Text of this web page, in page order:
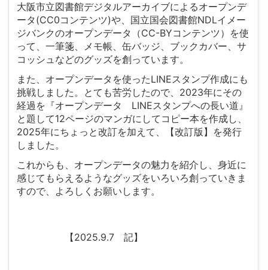
大阪市立図書館デジタルアーカイブによるオープンデ
ータ(CC0コンテンツ)や、国立国会図書館NDLイメー
ジバンクのオープンデータ（CC-BYコンテンツ）を使
って、一筆箋、メモ帳、缶バッジ、ブックカバー、サ
コッシュなどのグッズを創っています。
また、オープンデータを使ったLINEスタンプ作成にも
挑戦しました。とても苦労したので、2023年にその
経過を『オープンデータ LINEスタンプへの長い道』
と題して12ページのマンガにしてコピー本を作成し、
2025年にちょっと改訂を加えて、【改訂版】を発行
しました。
これからも、オープンデータの魅力を紹介し、身近に
感じてもらえるようなグッズをいろいろ創っていきま
すので、よろしくお願いします。
【2025.9.7 記】